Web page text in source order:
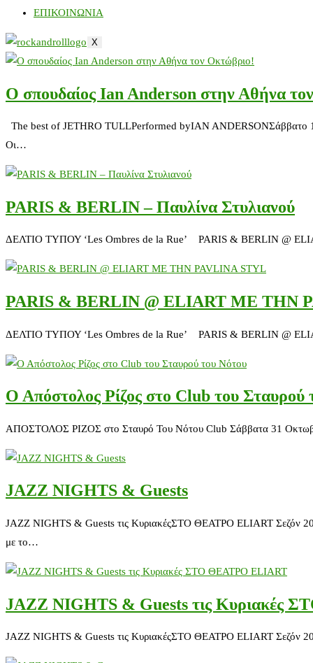
ΕΠΙΚΟΙΝΩΝΙΑ
X
Ο σπουδαίος Ian Anderson στην Αθήνα
The best of JETHRO TULLPerformed byIAN ANDERSONΣάββατο 1
Οι…
PARIS & BERLIN – Παυλίνα Στυλιανού
ΔΕΛΤΙΟ ΤΥΠΟΥ ‘Les Ombres de la Rue’ PARIS & BERLIN @
PARIS & BERLIN @ ELIART ΜΕ ΤΗΝ
ΔΕΛΤΙΟ ΤΥΠΟΥ ‘Les Ombres de la Rue’ PARIS & BERLIN @
Ο Απόστολος Ρίζος στο Club του Σταυρού
ΑΠΟΣΤΟΛΟΣ ΡΙΖΟΣ στο Σταυρό Του Νότου Club Σάββατα 31
JAZZ NIGHTS & Guests
JAZZ NIGHTS & Guests τις ΚυριακέςΣΤΟ ΘΕΑΤΡΟ ELIART Σεζόν
με το…
JAZZ NIGHTS & Guests τις Κυριακές
JAZZ NIGHTS & Guests τις ΚυριακέςΣΤΟ ΘΕΑΤΡΟ ELIART Σεζόν